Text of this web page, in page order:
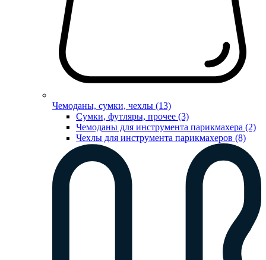
Чемоданы, сумки, чехлы (13)
Сумки, футляры, прочее (3)
Чемоданы для инструмента парикмахера (2)
Чехлы для инструмента парикмахеров (8)